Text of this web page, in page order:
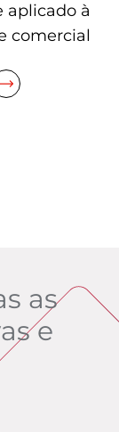
aplicado à
comercial
as
e